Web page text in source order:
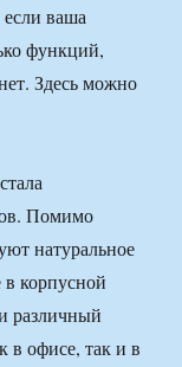
если ваша
функций,
Здесь можно
Помимо
натуральное
корпусной
различный
в офисе, так и в